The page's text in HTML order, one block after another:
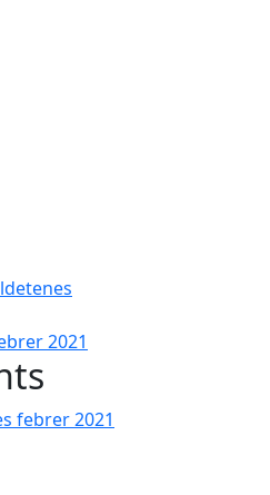
febrer21
2021
febrer 2021